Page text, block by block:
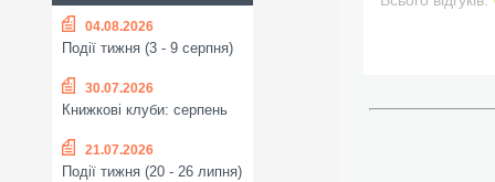
04.08.2026
Події тижня (3 - 9 серпня)
30.07.2026
Книжкові клуби: серпень
21.07.2026
Події тижня (20 - 26 липня)